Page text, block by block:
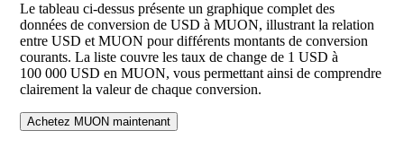
Le tableau ci-dessus présente un graphique complet des
données de conversion de USD à MUON, illustrant la relation
entre USD et MUON pour différents montants de conversion
courants. La liste couvre les taux de change de 1 USD à
100 000 USD en MUON, vous permettant ainsi de comprendre
clairement la valeur de chaque conversion.
Achetez MUON maintenant